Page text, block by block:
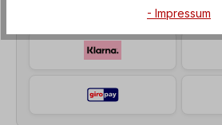
- Impressum